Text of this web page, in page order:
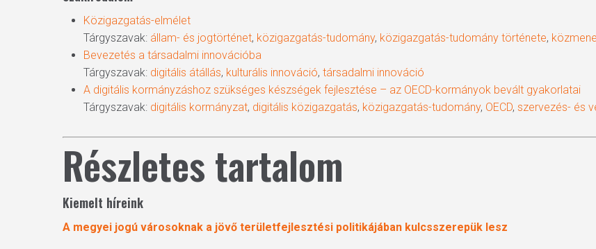
Közigazgatás-elmélet
Tárgyszavak: állam- és jogtörténet, közigazgatás-tudomány, közigazgatás-tudomány története,
Bevezetés a társadalmi innovációba
Tárgyszavak: digitális átállás, kulturális innováció, társadalmi innováció
A digitális kormányzáshoz szükséges készségek fejlesztése – az OECD-kormányok bevált gyakorlatai
Tárgyszavak: digitális kormányzat, digitális közigazgatás, közigazgatás-tudomány, OECD, szervezés- és
Részletes tartalom
Kiemelt híreink
A megyei jogú városoknak a jövő területfejlesztési politikájában kulcsszerepük lesz